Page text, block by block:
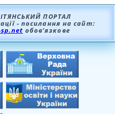
ПОРТАЛ
- посилання на сайт:
обов’язкове